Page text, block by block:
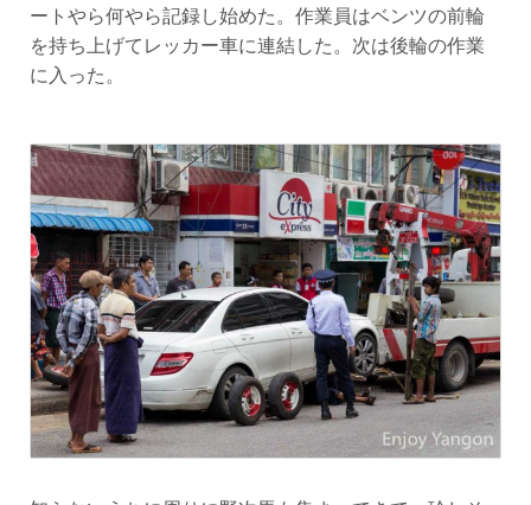
ートやら何やら記録し始めた。作業員はベンツの前輪
を持ち上げてレッカー車に連結した。次は後輪の作業
に入った。